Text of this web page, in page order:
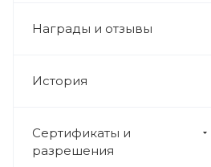
Награды и отзывы
История
Сертификаты и
разрешения